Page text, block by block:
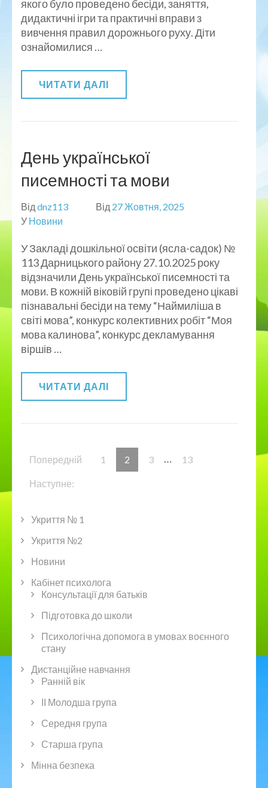
якого було проведено бесіди, заняття,
дидактичні ігри та практичні вправи з
вивчення правил дорожнього руху. Діти
ознайомилися …
ЧИТАТИ ДАЛІ
День української
писемності та мови
Від dnz113 Від 27 Жовтня, 2025
У Новини
У Закладі дошкільної освіти (ясла-садок) №
113 Дарницького району 27.10.2025 року
відзначили День української писемності та
мови. В кожній віковій групі проведено цікаві
пізнавальні бесіди на тему “Наймиліша в
світі мова”, конкурс колективних робіт “Моя
мова калинова”, конкурс декламування
віршів …
ЧИТАТИ ДАЛІ
Пагінація
записів
Попередній Сторінку
1 Сторінку
2 Сторінку
3 … Сторінку
13
Наступне:
Укриття № 1
Укриття №2
Новини
Кабінет психолога
Консультації для батьків
Підготовка до школи
Психологічна допомога в умовах воєнного
стану
Дистанційне навчання
Ранній вік
ІІ Молодша група
Середня група
Старша група
Мінна безпека